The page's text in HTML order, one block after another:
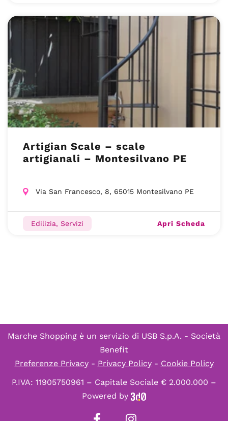
Artigian Scale – scale
artigianali – Montesilvano PE
Via San Francesco, 8, 65015 Montesilvano PE
Edilizia, Servizi Apri Scheda
Marche Shopping è un servizio di USB S.p.A. - Società
Benefit
Preferenze Privacy- Privacy Policy- Cookie Policy
P.IVA: 11905750961 – Capitale Sociale € 2.000.000 –
Powered by